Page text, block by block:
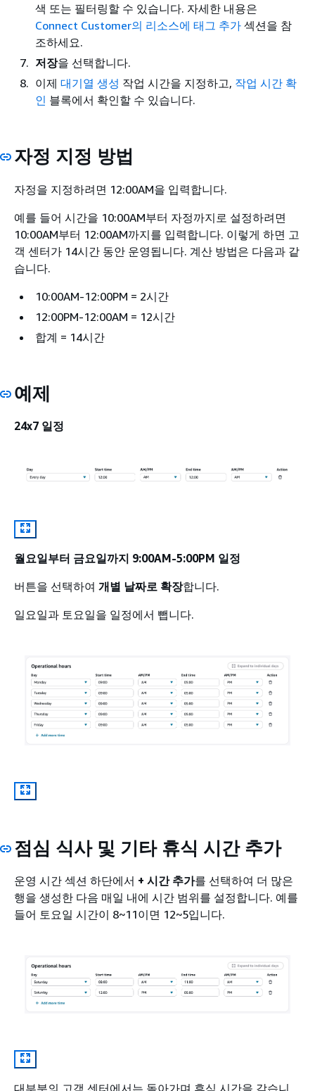
색 또는 필터링할 수 있습니다. 자세한 내용은
Connect Customer의 리소스에 태그 추가 섹션을 참
조하세요.
저장을 선택합니다.
이제 대기열 생성 작업 시간을 지정하고, 작업 시간 확
인 블록에서 확인할 수 있습니다.
자정 지정 방법
자정을 지정하려면 12:00AM을 입력합니다.
예를 들어 시간을 10:00AM부터 자정까지로 설정하려면
10:00AM부터 12:00AM까지를 입력합니다. 이렇게 하면 고
객 센터가 14시간 동안 운영됩니다. 계산 방법은 다음과 같
습니다.
10:00AM-12:00PM = 2시간
12:00PM-12:00AM = 12시간
합계 = 14시간
예제
24x7 일정
월요일부터 금요일까지 9:00AM-5:00PM 일정
버튼을 선택하여 개별 날짜로 확장합니다.
일요일과 토요일을 일정에서 뺍니다.
점심 식사 및 기타 휴식 시간 추가
운영 시간 섹션 하단에서 + 시간 추가를 선택하여 더 많은
행을 생성한 다음 매일 내에 시간 범위를 설정합니다. 예를
들어 토요일 시간이 8~11이면 12~5입니다.